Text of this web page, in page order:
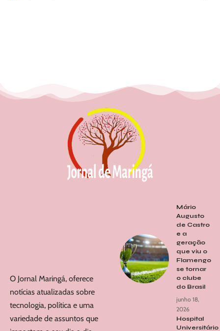
O Jornal Maringá, oferece
notícias atualizadas sobre
tecnologia, política e uma
variedade de assuntos que
Mário
Augusto
de Castro
e a
geração
que viu o
Flamengo
se tornar
o clube
do Brasil
junho 18,
2026
Hospital
Universitário